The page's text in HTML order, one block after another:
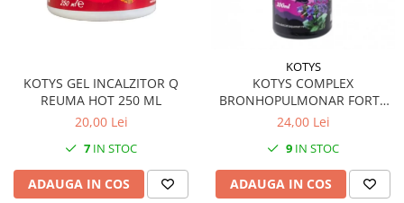
KOTYS GEL INCALZITOR Q
REUMA HOT 250 ML
20,00 Lei
7 IN STOC
ADAUGA IN COS
KOTYS
KOTYS COMPLEX
BRONHOPULMONAR FORTE
SIROP 200 ML
24,00 Lei
9 IN STOC
ADAUGA IN COS